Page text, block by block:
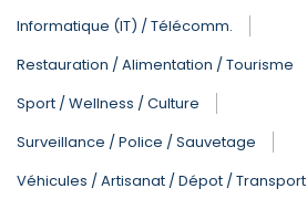
Informatique (IT) / Télécomm.
Restauration / Alimentation / Tourisme
Sport / Wellness / Culture
Surveillance / Police / Sauvetage
Véhicules / Artisanat / Dépot / Transport